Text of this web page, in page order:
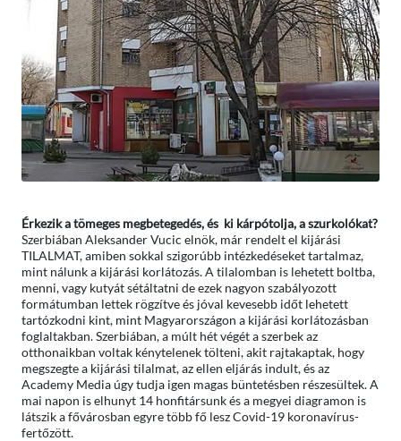
Érkezik a tömeges megbetegedés, és ki kárpótolja, a szurkolókat?
Szerbiában Aleksander Vucic elnök, már rendelt el kijárási
TILALMAT, amiben sokkal szigorúbb intézkedéseket tartalmaz,
mint nálunk a kijárási korlátozás. A tilalomban is lehetett boltba,
menni, vagy kutyát sétáltatni de ezek nagyon szabályozott
formátumban lettek rögzítve és jóval kevesebb időt lehetett
tartózkodni kint, mint Magyarországon a kijárási korlátozásban
foglaltakban. Szerbiában, a múlt hét végét a szerbek az
otthonaikban voltak kénytelenek tölteni, akit rajtakaptak, hogy
megszegte a kijárási tilalmat, az ellen eljárás indult, és az
Academy Media úgy tudja igen magas büntetésben részesültek. A
mai napon is elhunyt 14 honfitársunk és a megyei diagramon is
látszik a fővárosban egyre több fő lesz Covid-19 koronavírus-
fertőzött.